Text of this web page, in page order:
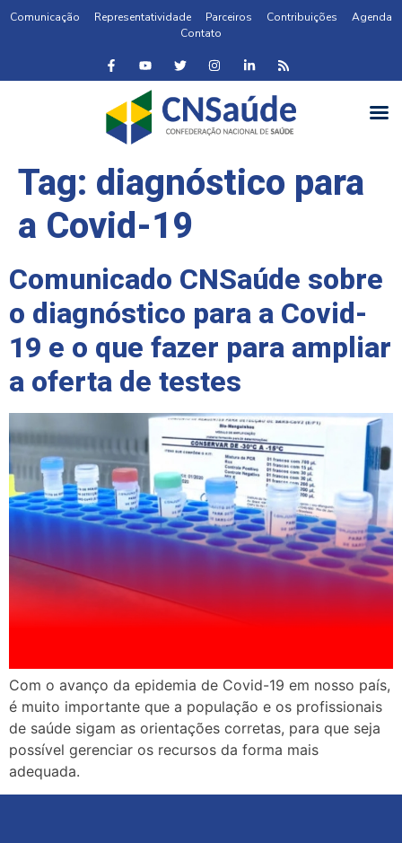
Comunicação Representatividade Parceiros Contribuições
Agenda
Contato
Tag: diagnóstico para
a Covid-19
Comunicado CNSaúde sobre
o diagnóstico para a Covid-
19 e o que fazer para ampliar
a oferta de testes
Com o avanço da epidemia de Covid-19 em nosso país,
é muito importante que a população e os profissionais
de saúde sigam as orientações corretas, para que seja
possível gerenciar os recursos da forma mais
adequada.